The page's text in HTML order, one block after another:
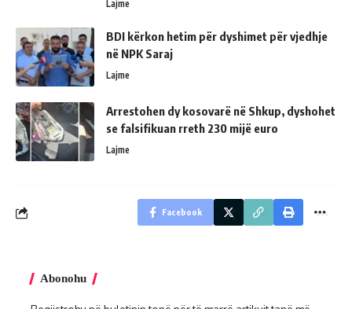
Lajme
BDI kërkon hetim për dyshimet për vjedhje
në NPK Saraj
Lajme
Arrestohen dy kosovarë në Shkup, dyshohet
se falsifikuan rreth 230 mijë euro
Lajme
Facebook
Abonohu